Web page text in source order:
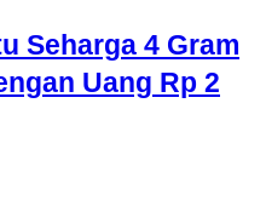
Seharga 4 Gram
Uang Rp 2